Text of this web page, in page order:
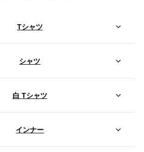
Tシャツ
シャツ
白 Tシャツ
インナー